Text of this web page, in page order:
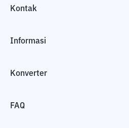
Kontak
Informasi
Konverter
FAQ